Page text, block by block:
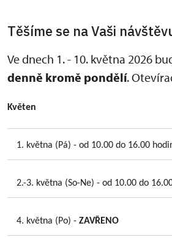
Těšíme se na Vaši
Ve dnech 1. - 10. května 2026
denně kromě pondělí.
Květen
1. května (Pá) - od 10.00 do 16.00
2.-3. května (So-Ne) - od 10.00 do
4. května (Po) - ZAVŘENO